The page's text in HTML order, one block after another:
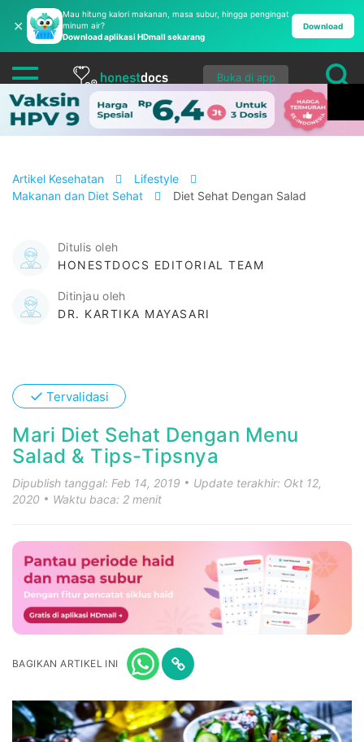
✕
Mau hitung kalori makanan, masa subur, hingga pengingat
minum air?
Download aplikasi HDmall sekarang
Download
Buka di app
Artikel Kesehatan
Lifestyle
Makanan dan Diet Sehat
Diet Sehat Dengan Salad
Ditulis oleh
HONESTDOCS EDITORIAL TEAM
Ditinjau oleh
DR. KARTIKA MAYASARI
✓ Tervalidasi
Mari Diet Sehat Dengan Menu
Salad & Tips-Tipsnya
Dipublish tanggal: Feb 14, 2019
Update terakhir: Okt 12,
2020
Waktu baca: 2 menit
BAGIKAN ARTIKEL INI